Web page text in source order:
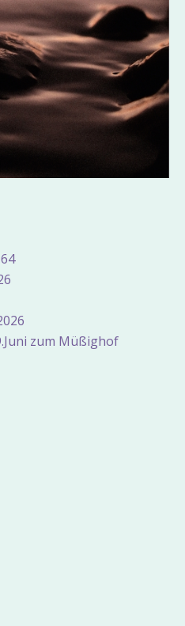
zum Müßighof